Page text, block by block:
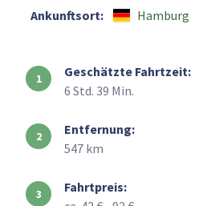
Ankunftsort:
Hamburg
Geschätzte Fahrtzeit:
6 Std. 39 Min.
Entfernung:
547 km
Fahrtpreis: